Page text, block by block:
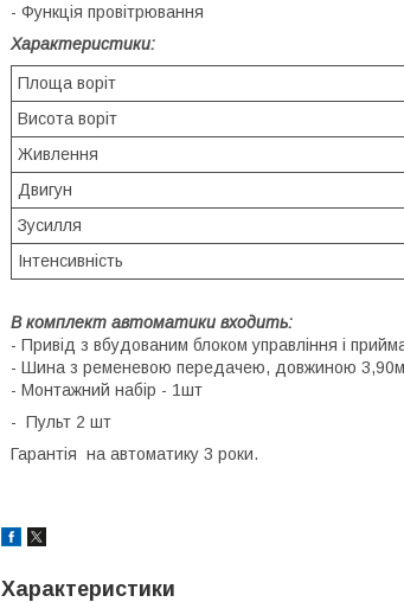
- Функція провітрювання
Характеристики:
Площа воріт
Висота воріт
Живлення
Двигун
Зусилля
Інтенсивність
В комплект автоматики входить:
- Привід з вбудованим блоком управління і
- Шина з ременевою передачею, довжиною
- Монтажний набір - 1шт
- Пульт 2 шт
Гарантія на автоматику 3 роки.
Характеристики